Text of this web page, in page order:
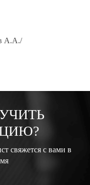
А.А./
свяжется с вами в